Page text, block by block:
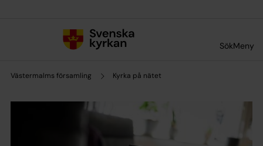
SökMeny
Västermalms församling Kyrka på nätet